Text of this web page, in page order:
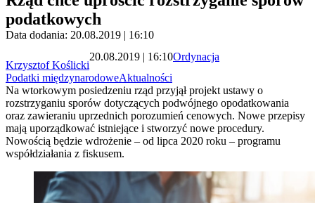
podatkowych
Data dodania: 20.08.2019 | 16:10
Krzysztof Koślicki
20.08.2019 | 16:10Ordynacja
Podatki międzynarodoweAktualności
Na wtorkowym posiedzeniu rząd przyjął projekt ustawy o
rozstrzyganiu sporów dotyczących podwójnego opodatkowania
oraz zawieraniu uprzednich porozumień cenowych. Nowe przepisy
mają uporządkować istniejące i stworzyć nowe procedury.
Nowością będzie wdrożenie – od lipca 2020 roku – programu
współdziałania z fiskusem.